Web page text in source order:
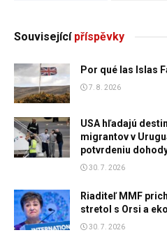
Souvisejícípříspěvky
Por qué las Islas
7. 8. 2026
USA hľadajú
migrantov v
potvrdeniu
30. 7. 2026
Riaditeľ MMF
stretol s Orsi a
30. 7. 2026